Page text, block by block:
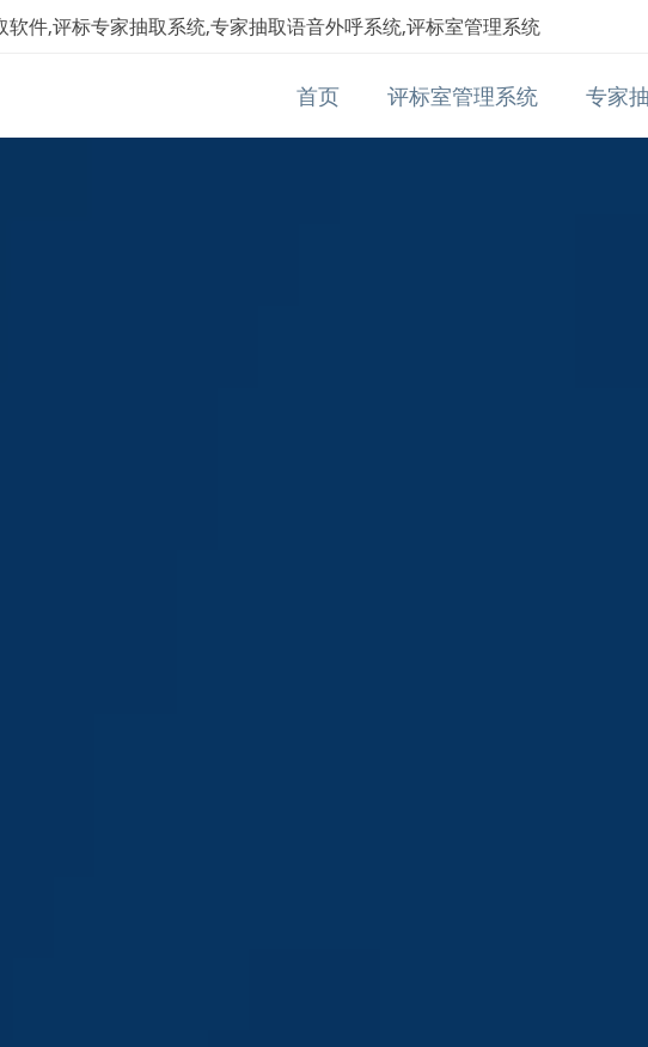
软件,评标专家抽取系统,专家抽取语音外呼系统,评标室管理系统
首页 评标室管理系统 专家